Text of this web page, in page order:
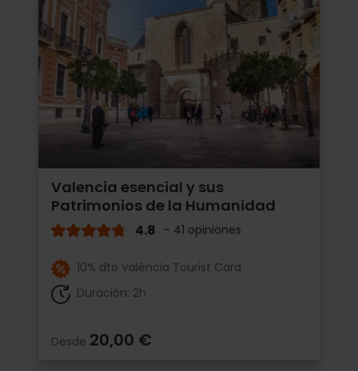
Valencia esencial y sus
Patrimonios de la Humanidad
4.8 - 41 opiniones
10% dto València Tourist Card
Duración: 2h
Desde 20,00 €